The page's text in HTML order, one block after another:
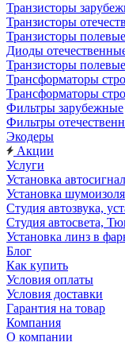
Транзисторы
Транзисторы
Транзисторы
Диоды
Транзисторы
Трансформаторы
Трансформаторы
Фильтры зарубежные
Фильтры
Экодеры
Акции
Услуги
Установка
Установка
Студия автозвука,
Студия автосвета,
Установка линз в
Блог
Как купить
Условия оплаты
Условия доставки
Гарантия на товар
Компания
О компании